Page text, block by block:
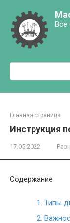
контенту
Все
Поиск:
Главная страница
Инструкция
17.05.2022
Содержание
1. Типы
2.